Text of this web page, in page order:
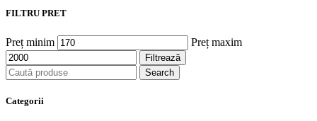
FILTRU PRET
Preț minim Preț maxim
Filtrează
Search
Categorii